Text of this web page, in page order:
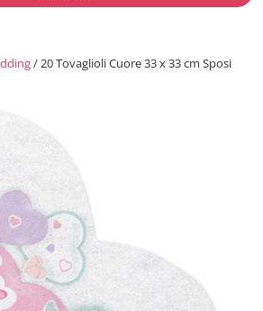
/ 20 Tovaglioli Cuore 33 x 33 cm Sposi